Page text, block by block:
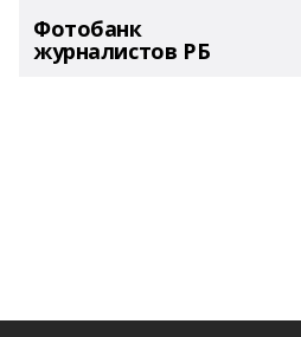
Фотобанк
журналистов РБ